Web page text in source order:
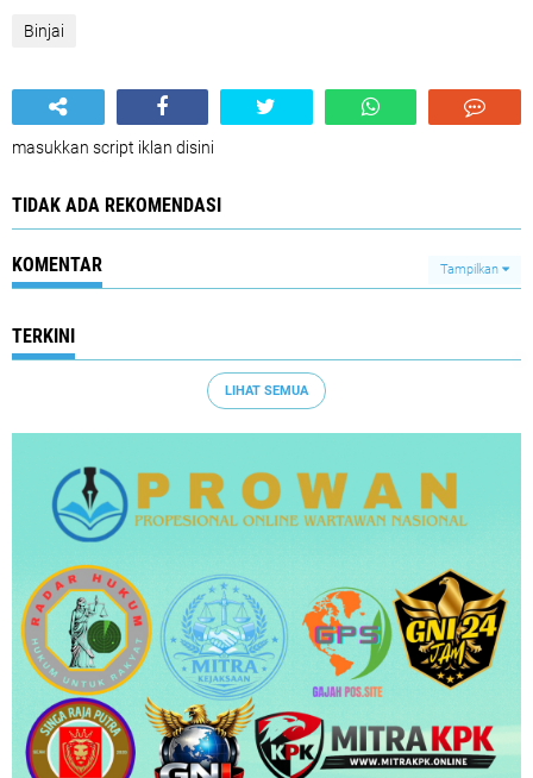
Binjai
masukkan script iklan disini
TIDAK ADA REKOMENDASI
KOMENTAR Tampilkan
TERKINI
LIHAT SEMUA